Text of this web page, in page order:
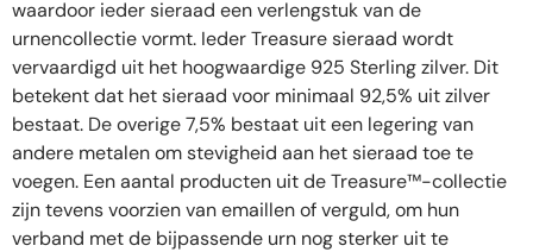
waardoor ieder sieraad een verlengstuk van de
urnencollectie vormt. Ieder Treasure sieraad wordt
vervaardigd uit het hoogwaardige 925 Sterling zilver. Dit
betekent dat het sieraad voor minimaal 92,5% uit zilver
bestaat. De overige 7,5% bestaat uit een legering van
andere metalen om stevigheid aan het sieraad toe te
voegen. Een aantal producten uit de Treasure™-collectie
zijn tevens voorzien van emaillen of verguld, om hun
verband met de bijpassende urn nog sterker uit te